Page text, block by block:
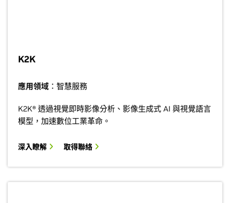
K2K
應用領域 ：智慧服務
K2K® 透過視覺即時影像分析、影像生成式 AI 與視覺語言
模型，加速數位工業革命。
深入瞭解 取得聯絡